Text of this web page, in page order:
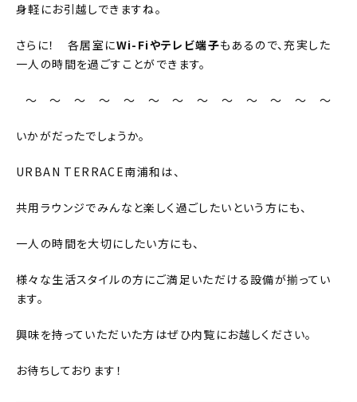
身軽にお引越しできますね。
さらに！ 各居室にWi-Fiやテレビ端子もあるので、充実した
一人の時間を過ごすことができます。
～ ～ ～ ～ ～ ～ ～ ～ ～ ～ ～ ～ ～
いかがだったでしょうか。
URBAN TERRACE南浦和は、
共用ラウンジでみんなと楽しく過ごしたいという方にも、
一人の時間を大切にしたい方にも、
様々な生活スタイルの方にご満足いただける設備が揃ってい
ます。
興味を持っていただいた方はぜひ内覧にお越しください。
お待ちしております！